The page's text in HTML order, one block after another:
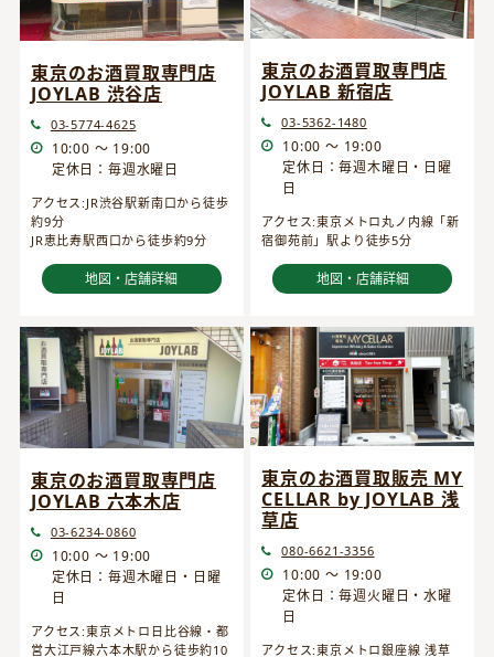
東京のお酒買取専門店
JOYLAB 渋谷店
03-5774-4625
10:00 ～ 19:00
定休日：毎週水曜日
アクセス:JR渋谷駅新南口から徒歩
約9分
JR恵比寿駅西口から徒歩約9分
地図・店舗詳細
東京のお酒買取専門店
JOYLAB 新宿店
03-5362-1480
10:00 ～ 19:00
定休日：毎週木曜日・日曜
日
アクセス:東京メトロ丸ノ内線「新
宿御苑前」駅より徒歩5分
地図・店舗詳細
東京のお酒買取専門店
JOYLAB 六本木店
03-6234-0860
10:00 ～ 19:00
定休日：毎週木曜日・日曜
日
アクセス:東京メトロ日比谷線・都
営大江戸線六本木駅から徒歩約10
東京のお酒買取販売 MY
CELLAR by JOYLAB 浅
草店
080-6621-3356
10:00 ～ 19:00
定休日：毎週火曜日・水曜
日
アクセス:東京メトロ銀座線 浅草